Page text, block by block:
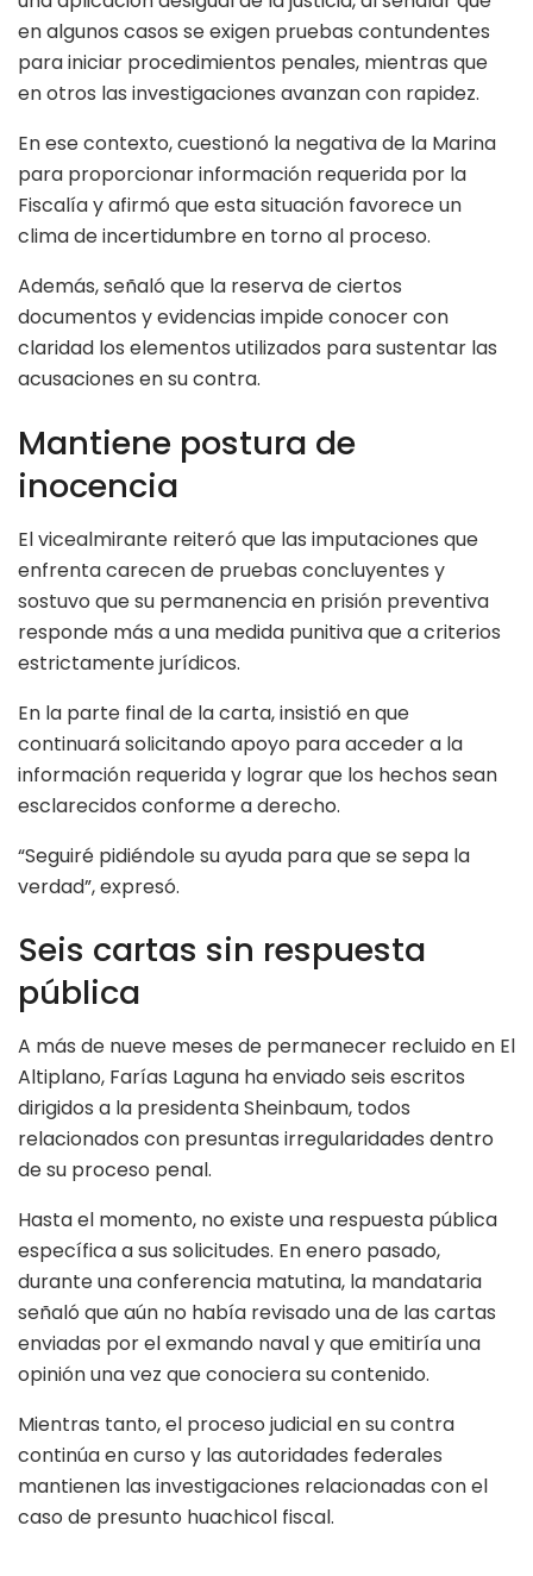
en algunos casos se exigen pruebas contundentes
para iniciar procedimientos penales, mientras que
en otros las investigaciones avanzan con rapidez.
En ese contexto, cuestionó la negativa de la Marina
para proporcionar información requerida por la
Fiscalía y afirmó que esta situación favorece un
clima de incertidumbre en torno al proceso.
Además, señaló que la reserva de ciertos
documentos y evidencias impide conocer con
claridad los elementos utilizados para sustentar las
acusaciones en su contra.
Mantiene postura de
inocencia
El vicealmirante reiteró que las imputaciones que
enfrenta carecen de pruebas concluyentes y
sostuvo que su permanencia en prisión preventiva
responde más a una medida punitiva que a criterios
estrictamente jurídicos.
En la parte final de la carta, insistió en que
continuará solicitando apoyo para acceder a la
información requerida y lograr que los hechos sean
esclarecidos conforme a derecho.
“Seguiré pidiéndole su ayuda para que se sepa la
verdad”, expresó.
Seis cartas sin respuesta
pública
A más de nueve meses de permanecer recluido en El
Altiplano, Farías Laguna ha enviado seis escritos
dirigidos a la presidenta Sheinbaum, todos
relacionados con presuntas irregularidades dentro
de su proceso penal.
Hasta el momento, no existe una respuesta pública
específica a sus solicitudes. En enero pasado,
durante una conferencia matutina, la mandataria
señaló que aún no había revisado una de las cartas
enviadas por el exmando naval y que emitiría una
opinión una vez que conociera su contenido.
Mientras tanto, el proceso judicial en su contra
continúa en curso y las autoridades federales
mantienen las investigaciones relacionadas con el
caso de presunto huachicol fiscal.